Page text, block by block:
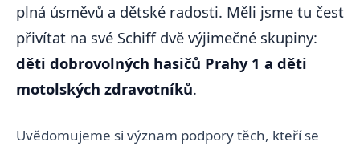
plná úsměvů a dětské radosti. Měli jsme tu čest
přivítat na své Schiff dvě výjimečné skupiny:
děti dobrovolných hasičů Prahy 1 a děti
motolských zdravotníků.
Uvědomujeme si význam podpory těch, kteří se